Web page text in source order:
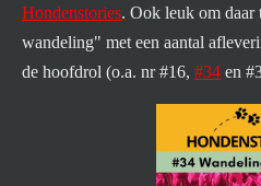
Hondenstories. Ook leuk om daar
wandeling" met een aantal
de hoofdrol (o.a. nr #16, #34 en